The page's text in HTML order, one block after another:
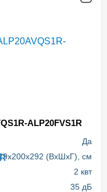
ALP20FVS1R
Да
(ВхШхГ), см
2 квт
35 дБ